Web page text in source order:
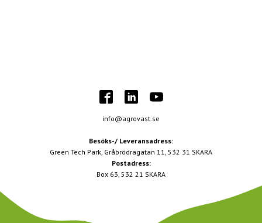
info@agrovast.se
Besöks-/ Leveransadress:
Green Tech Park, Gråbrödragatan 11, 532 31 SKARA
Postadress:
Box 63, 532 21 SKARA